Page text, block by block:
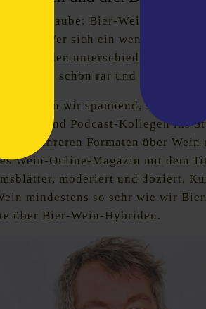
und Traube: Bier-Wein-
hat. Wer sich ein wenig mit
sie in den unterschiedlichsten
ganz schön rar und begehrt
Finden wir spannend, so
und Podcast-Kollegen ins
in mehreren Formaten über Wein
Wein-Online-Magazin mit dem
moderiert und doziert.
mindestens so sehr wie wir
über Bier-Wein-Hybriden.